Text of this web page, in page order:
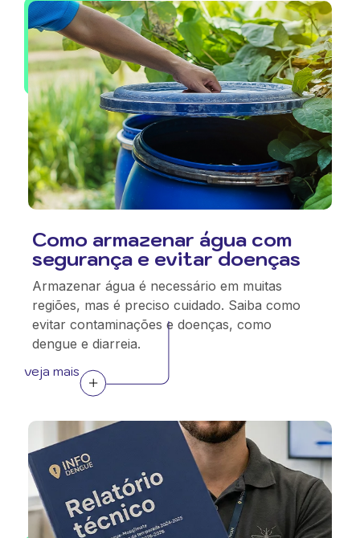
Como armazenar água com
segurança e evitar doenças
Armazenar água é necessário em muitas
regiões, mas é preciso cuidado. Saiba como
evitar contaminações e doenças, como
dengue e diarreia.
veja mais